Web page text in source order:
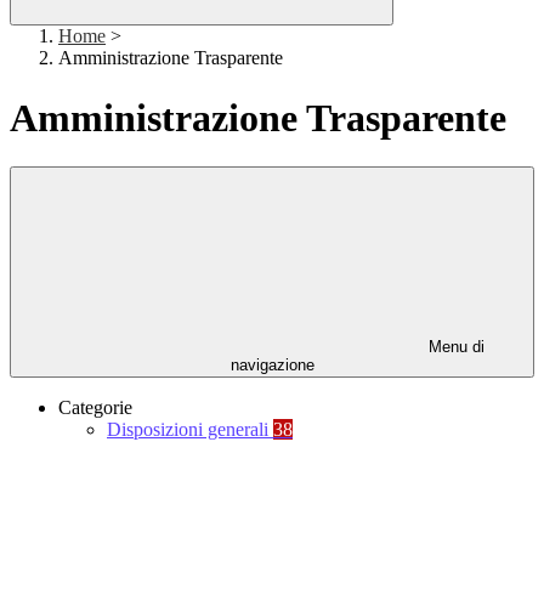
Home >
Amministrazione Trasparente
Amministrazione Trasparente
Menu di
navigazione
Categorie
Disposizioni generali 38